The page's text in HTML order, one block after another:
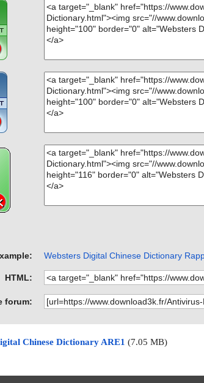
Websters Digital Chinese Dictionary
HTML:
forum:
Chinese Dictionary ARE1 (7.05 MB)